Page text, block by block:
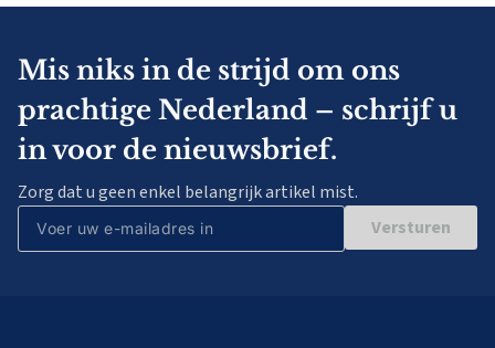
Mis niks in de strijd om ons
prachtige Nederland – schrijf u
in voor de nieuwsbrief.
Zorg dat u geen enkel belangrijk artikel mist.
Versturen